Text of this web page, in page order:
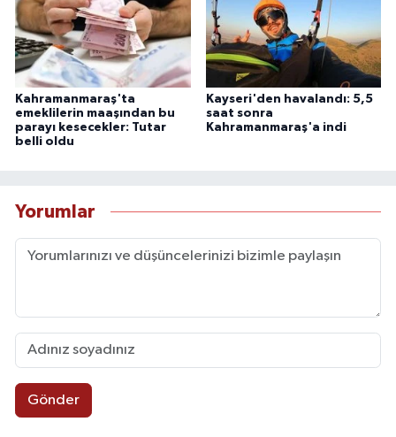
Kahramanmaraş'ta
emeklilerin maaşından bu
parayı kesecekler: Tutar
belli oldu
Kayseri'den havalandı: 5,5
saat sonra
Kahramanmaraş'a indi
Yorumlar
Gönder